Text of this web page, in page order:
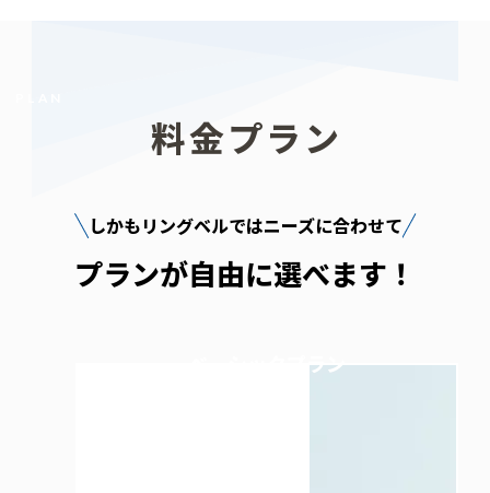
料金プラン
しかもリングベルではニーズに合わせて
プランが自由に選べます！
ベーシックプラン